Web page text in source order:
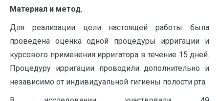
Материал и метод.
Для реализации цели настоящей работы была
проведена оценка одной процедуры ирригации и
курсового применения ирригатора в течение 15 дней.
Процедуру ирригации проводили дополнительно и
независимо от индивидуальной гигиены полости рта.